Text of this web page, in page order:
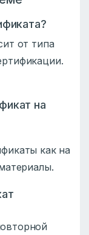
от типа
на
как на